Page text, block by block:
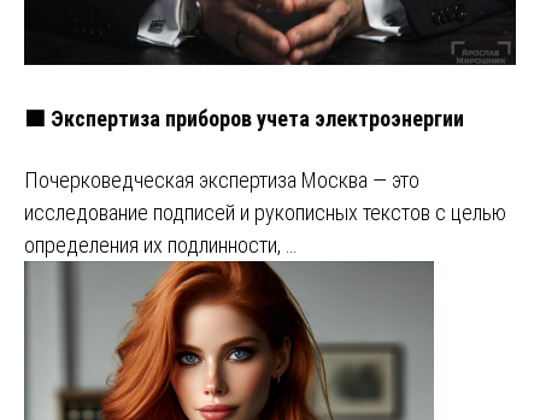
🟩 Экспертиза приборов учета электроэнергии
Почерковедческая экспертиза Москва — это
исследование подписей и рукописных текстов с целью
определения их подлинности, …